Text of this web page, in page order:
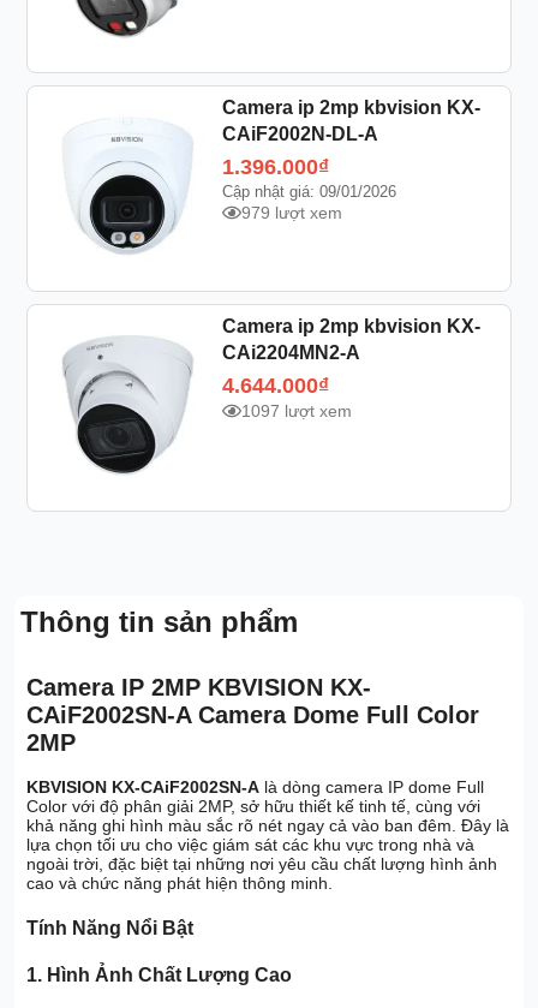
Thông tin sản phẩm
Camera IP 2MP KBVISION KX-
CAiF2002SN-A Camera Dome Full Color
2MP
KBVISION KX-CAiF2002SN-A là dòng camera IP dome Full
Color với độ phân giải 2MP, sở hữu thiết kế tinh tế, cùng với
khả năng ghi hình màu sắc rõ nét ngay cả vào ban đêm. Đây là
lựa chọn tối ưu cho việc giám sát các khu vực trong nhà và
ngoài trời, đặc biệt tại những nơi yêu cầu chất lượng hình ảnh
cao và chức năng phát hiện thông minh.
Tính Năng Nổi Bật
1. Hình Ảnh Chất Lượng Cao
Camera ip 2mp kbvision KX-
CAiF2002N-DL-A
1.396.000₫
Cập nhật giá: 09/01/2026
979 lượt xem
Camera ip 2mp kbvision KX-
CAi2204MN2-A
4.644.000₫
1097 lượt xem